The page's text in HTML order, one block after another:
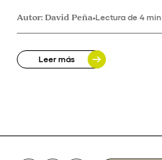
Autor:David Peña•Lectura de 4 min
Leer más